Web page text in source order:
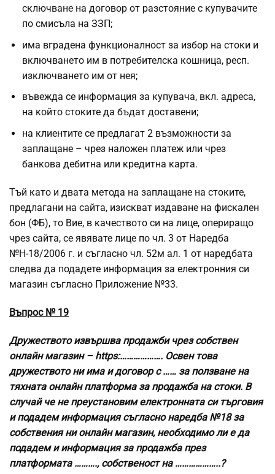
сключване на договор от разстояние с купувачите
по смисъла на ЗЗП;
има вградена функционалност за избор на стоки и
включването им в потребителска кошница, респ.
изключването им от нея;
въвежда се информация за купувача, вкл. адреса,
на който стоките да бъдат доставени;
на клиентите се предлагат 2 възможности за
заплащане – чрез наложен платеж или чрез
банкова дебитна или кредитна карта.
Тъй като и двата метода на заплащане на стоките,
предлагани на сайта, изискват издаване на фискален
бон (ФБ), то Вие, в качеството си на лице, опериращо
чрез сайта, се явявате лице по чл. 3 от Наредба
№Н-18/2006 г. и съгласно чл. 52м ал. 1 от наредбата
следва да подадете информация за електронния си
магазин съгласно Приложение №33.
Въпрос № 19
Дружеството извършва продажби чрез собствен
онлайн магазин – https:………………. Освен това
дружеството ни има и договор с …… за ползване на
тяхната онлайн платформа за продажба на стоки. В
случай че не преустановим електронната си търговия
и подадем информация съгласно наредба №18 за
собствения ни онлайн магазин, необходимо ли е да
подадем и информация за продажба през
платформата ………., собственост на ………………..?